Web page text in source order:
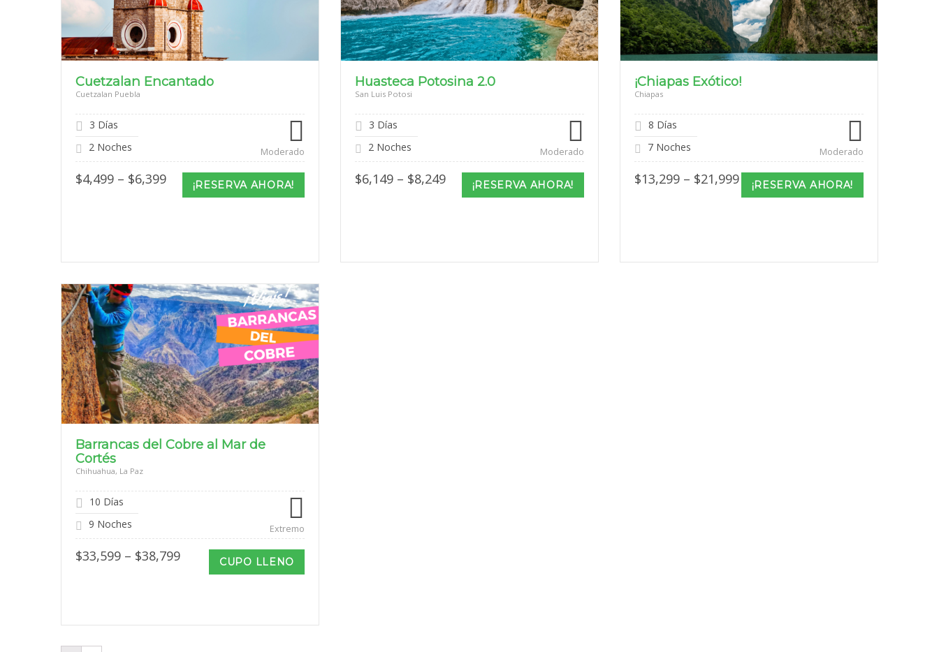
Cuetzalan Encantado
Cuetzalan Puebla
3 Días
2 Noches
Moderado
$4,499 – $6,399Price
range:
$4,499
¡RESERVA AHORA!
Huasteca Potosina 2.0
San Luis Potosi
3 Días
2 Noches
Moderado
$6,149 – $8,249Price
range:
$6,149
¡RESERVA AHORA!
¡Chiapas Exótico!
Chiapas
8 Días
7 Noches
Moderado
$13,299 – $21,999Price
range:
$13,299
¡RESERVA AHORA!
Barrancas del Cobre al Mar de
Cortés
Chihuahua, La Paz
10 Días
9 Noches
Extremo
$33,599 – $38,799Price
$33,599
CUPO LLENO